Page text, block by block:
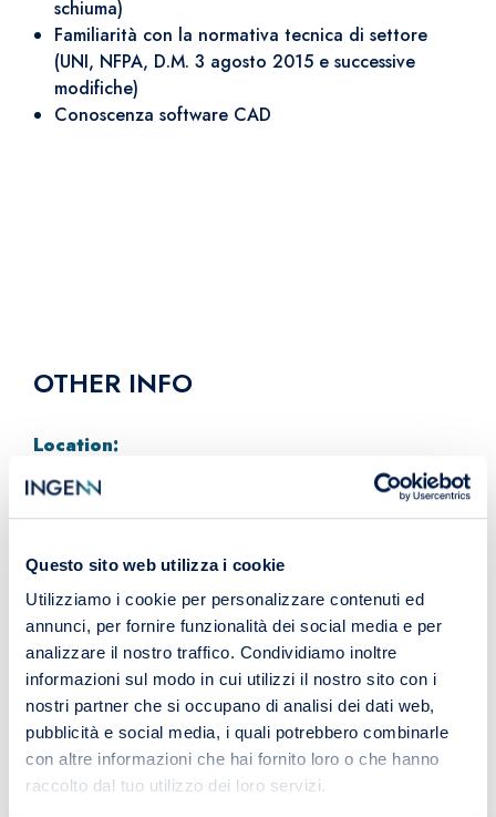
Questo sito web utilizza i cookie
Utilizziamo i cookie per personalizzare contenuti ed
annunci, per fornire funzionalità dei social media e per
analizzare il nostro traffico. Condividiamo inoltre
informazioni sul modo in cui utilizzi il nostro sito con i
nostri partner che si occupano di analisi dei dati web,
pubblicità e social media, i quali potrebbero combinarle
con altre informazioni che hai fornito loro o che hanno
raccolto dal tuo utilizzo dei loro servizi.
schiuma)
Familiarità con la normativa tecnica di settore
(UNI, NFPA, D.M. 3 agosto 2015 e successive
modifiche)
Conoscenza software CAD
OTHER INFO
Location:
Foggia
Metalmeccanico
Compensation:
RAL compresa tra € 30.000 e € 40.000, in funzione
dell'effettiva esperienza maturata